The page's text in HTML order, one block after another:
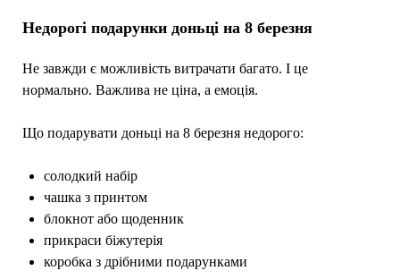
Недорогі подарунки доньці на 8 березня
Не завжди є можливість витрачати багато. І це
нормально. Важлива не ціна, а емоція.
Що подарувати доньці на 8 березня недорого:
солодкий набір
чашка з принтом
блокнот або щоденник
прикраси біжутерія
коробка з дрібними подарунками